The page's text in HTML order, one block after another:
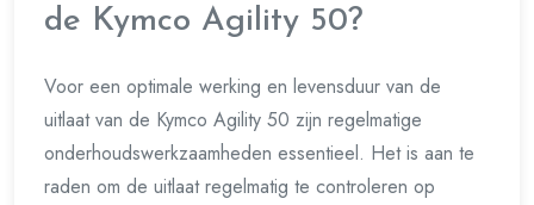
de Kymco Agility 50?
Voor een optimale werking en levensduur van de
uitlaat van de Kymco Agility 50 zijn regelmatige
onderhoudswerkzaamheden essentieel. Het is aan te
raden om de uitlaat regelmatig te controleren op